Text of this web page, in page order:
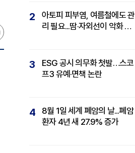
2
아토피 피부염, 여름철에도 관
리 필요...땀·자외선이 악화 요
3
ESG 공시 의무화 첫발…스코
프3 유예·면책 논란
4
8월 1일 세계 폐암의 날...폐암
환자 4년 새 27.9% 증가